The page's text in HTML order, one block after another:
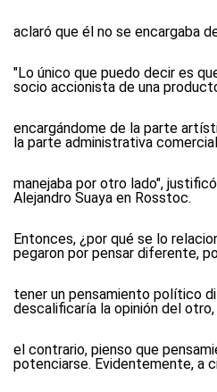
aclaró que él no se encargaba
"Lo único que puedo decir es
socio accionista de una
encargándome de la parte
la parte administrativa
manejaba por otro lado",
Alejandro Suaya en Rosstoc.
Entonces, ¿por qué se lo
pegaron por pensar diferente,
tener un pensamiento político
descalificaría la opinión del
el contrario, pienso que
potenciarse. Evidentemente, a